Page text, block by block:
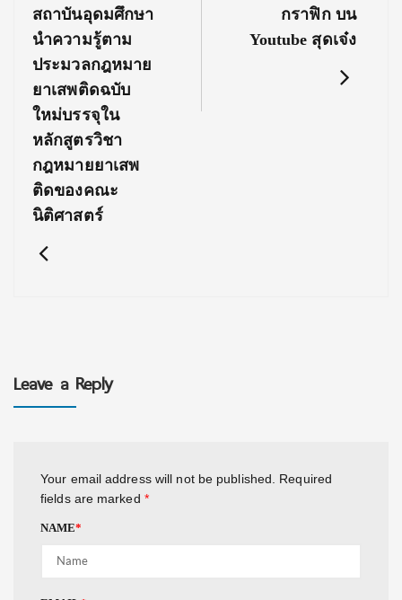
Post:
สถาบันอุดมศึกษา
นําความรู้ตาม
ประมวลกฎหมาย
ยาเสพติดฉบับ
ใหม่บรรจุใน
หลักสูตรวิชา
กฎหมายยาเสพ
ติดของคณะ
นิติศาสตร์
Post:
กราฟิก บน
Youtube สุดเจ๋ง
Leave a Reply
Your email address will not be published.
Required
fields are marked *
NAME*